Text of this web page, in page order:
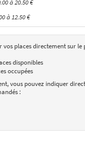
de Paule
à 20.50 €
à 12.50 €
vos places directement sur le
disponibles
occupées
vous pouvez indiquer
: